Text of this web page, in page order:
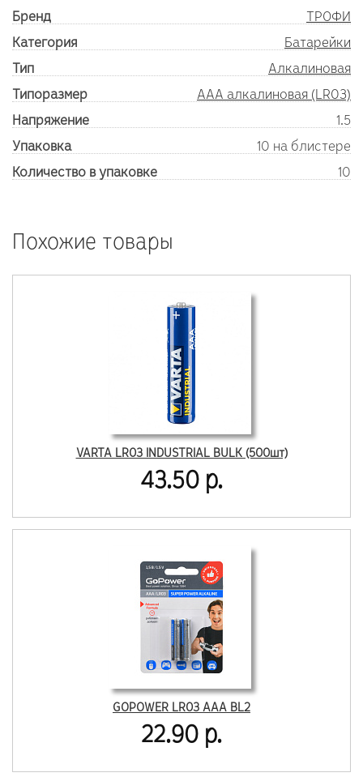
Бренд
ТРОФИ
Категория
Батарейки
Тип
Алкалиновая
Типоразмер
AAA алкалиновая (LR03)
Напряжение
1.5
Упаковка
10 на блистере
Количество в упаковке
10
Похожие товары
VARTA LR03 INDUSTRIAL BULK (500шт)
43.50 р.
GOPOWER LR03 AAA BL2
22.90 р.